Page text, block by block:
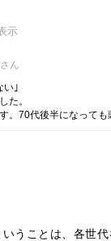
示
ん
い｣
た。
。70代後半になっても
うことは、各世